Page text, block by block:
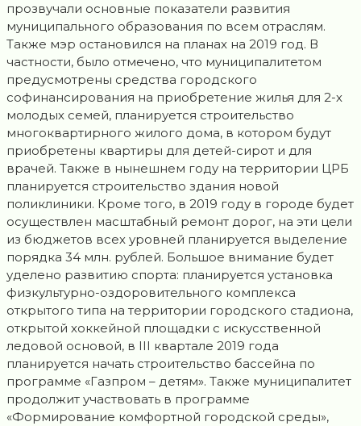
прозвучали основные показатели развития
муниципального образования по всем отраслям.
Также мэр остановился на планах на 2019 год. В
частности, было отмечено, что муниципалитетом
предусмотрены средства городского
софинансирования на приобретение жилья для 2-х
молодых семей, планируется строительство
многоквартирного жилого дома, в котором будут
приобретены квартиры для детей-сирот и для
врачей. Также в нынешнем году на территории ЦРБ
планируется строительство здания новой
поликлиники. Кроме того, в 2019 году в городе будет
осуществлен масштабный ремонт дорог, на эти цели
из бюджетов всех уровней планируется выделение
порядка 34 млн. рублей. Большое внимание будет
уделено развитию спорта: планируется установка
физкультурно-оздоровительного комплекса
открытого типа на территории городского стадиона,
открытой хоккейной площадки с искусственной
ледовой основой, в III квартале 2019 года
планируется начать строительство бассейна по
программе «Газпром – детям». Также муниципалитет
продолжит участвовать в программе
«Формирование комфортной городской среды»,